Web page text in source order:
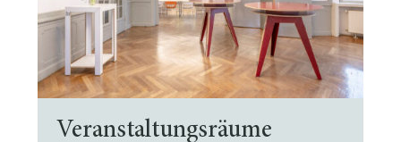
Veranstaltungsräume